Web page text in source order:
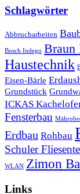
Schlagwörter
Abbrucharbeiten
Bosch Indego Braun
Haustechnik
Eisen-Bärle
Grundstück
ICKAS
Fensterbau
Erdbau Rohbau
Schuler
WLAN Zimon
Links